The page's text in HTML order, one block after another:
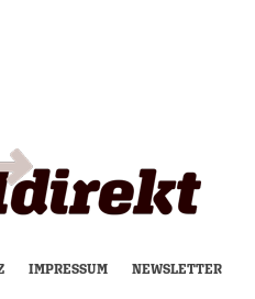
IMPRESSUM NEWSLETTER